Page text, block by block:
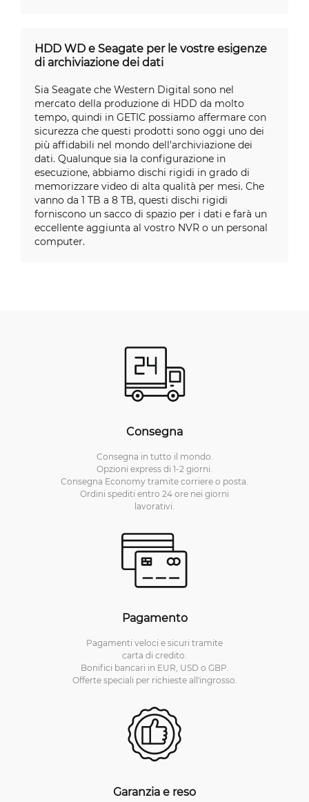
HDD WD e Seagate per le vostre esigenze
di archiviazione dei dati
Sia Seagate che Western Digital sono nel
mercato della produzione di HDD da molto
tempo, quindi in GETIC possiamo affermare con
sicurezza che questi prodotti sono oggi uno dei
più affidabili nel mondo dell'archiviazione dei
dati. Qualunque sia la configurazione in
esecuzione, abbiamo dischi rigidi in grado di
memorizzare video di alta qualità per mesi. Che
vanno da 1 TB a 8 TB, questi dischi rigidi
forniscono un sacco di spazio per i dati e farà un
eccellente aggiunta al vostro NVR o un personal
computer.
Consegna
Consegna in tutto il mondo.
Opzioni express di 1-2 giorni.
Consegna Economy tramite corriere o posta.
Ordini spediti entro 24 ore nei giorni
lavorativi.
Pagamento
Pagamenti veloci e sicuri tramite
carta di credito.
Bonifici bancari in EUR, USD o GBP.
Offerte speciali per richieste all'ingrosso.
Garanzia e reso